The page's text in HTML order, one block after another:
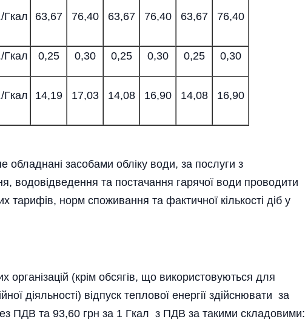
Гкал 63,67 76,40 63,67 76,40 63,67 76,40
Гкал 0,25 0,30 0,25 0,30 0,25 0,30
Гкал 14,19 17,03 14,08 16,90 14,08 16,90
обладнані засобами обліку води, за послуги з
водовідведення та постачання гарячої води проводити
тарифів, норм споживання та фактичної кількості діб у
(крім обсягів, що використовуються для
діяльності) відпуск теплової енергії здійснювати за
ПДВ та 93,60 грн за 1 Гкал з ПДВ за такими складовими: